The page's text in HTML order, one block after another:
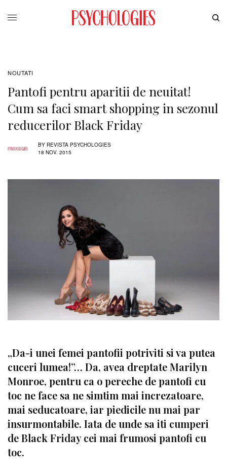
NOUTATI
Pantofi pentru aparitii de neuitat!
Cum sa faci smart shopping in sezonul
reducerilor Black Friday
BY REVISTA PSYCHOLOGIES
18 NOV. 2015
„Da-i unei femei pantofii potriviti si va putea
cuceri lumea!”… Da, avea dreptate Marilyn
Monroe, pentru ca o pereche de pantofi cu
toc ne face sa ne simtim mai increzatoare,
mai seducatoare, iar piedicile nu mai par
insurmontabile. Iata de unde sa iti cumperi
de Black Friday cei mai frumosi pantofi cu
toc.